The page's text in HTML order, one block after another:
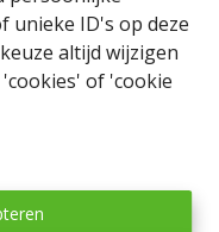
unieke ID's op deze
altijd wijzigen
of 'cookie
ideaal om ruimtes
kelders met veel
Bastenaken.
een vermindering
voorwaarden).